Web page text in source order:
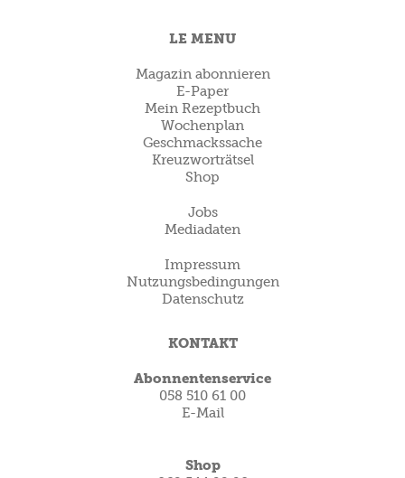
LE MENU
Magazin abonnieren
E-Paper
Mein Rezeptbuch
Wochenplan
Geschmackssache
Kreuzworträtsel
Shop
Jobs
Mediadaten
Impressum
Nutzungsbedingungen
Datenschutz
KONTAKT
Abonnentenservice
058 510 61 00
E-Mail
Shop